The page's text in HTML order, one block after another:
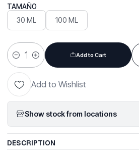
TAMAÑO
30 ML 100 ML
Quantity
Add to Cart
Add to Wishlist
Show stock from locations
DESCRIPTION